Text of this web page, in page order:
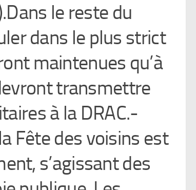
le reste du
dans le plus strict
maintenues qu’à
transmettre
à la DRAC.-
Fête des voisins est
s’agissant des